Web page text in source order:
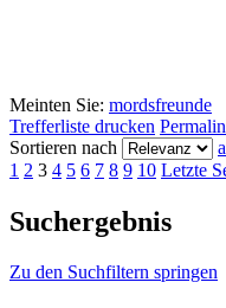
Meinten Sie: mordsfreunde
Trefferliste drucken
Sortieren nach
1 2 3 4 5 6 7 8 9 10 Letzte
Suchergebnis
Zu den Suchfiltern springen